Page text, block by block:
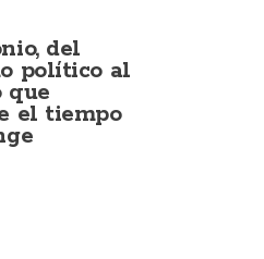
del
político al
que
el tiempo